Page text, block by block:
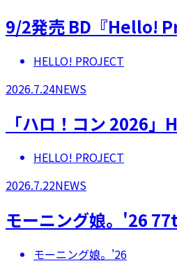
9/2発売 BD『Hello!
HELLO! PROJECT
2026.7.24NEWS
「ハロ！コン 2026
HELLO! PROJECT
2026.7.22NEWS
モーニング娘。'26
モーニング娘。'26